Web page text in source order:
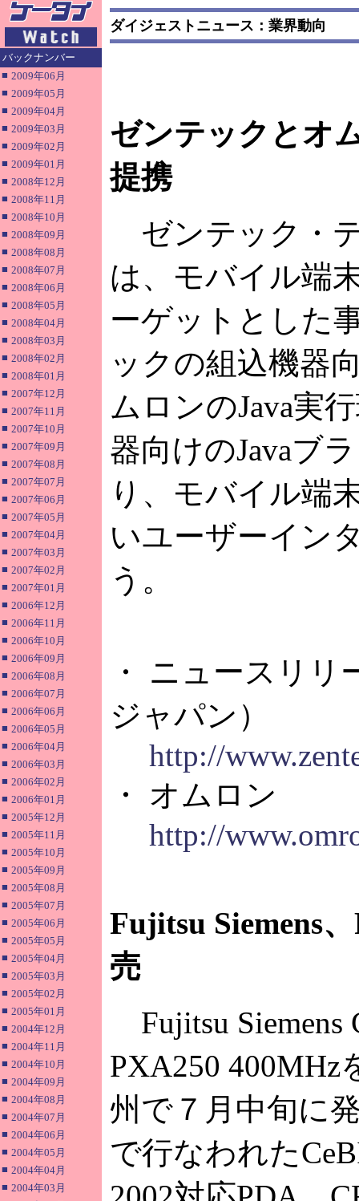
バックナンバー
■ 2009年06月
■ 2009年05月
■ 2009年04月
■ 2009年03月
■ 2009年02月
■ 2009年01月
■ 2008年12月
■ 2008年11月
■ 2008年10月
■ 2008年09月
■ 2008年08月
■ 2008年07月
■ 2008年06月
■ 2008年05月
■ 2008年04月
■ 2008年03月
■ 2008年02月
■ 2008年01月
■ 2007年12月
■ 2007年11月
■ 2007年10月
■ 2007年09月
■ 2007年08月
■ 2007年07月
■ 2007年06月
■ 2007年05月
■ 2007年04月
■ 2007年03月
■ 2007年02月
■ 2007年01月
■ 2006年12月
■ 2006年11月
■ 2006年10月
■ 2006年09月
■ 2006年08月
■ 2006年07月
■ 2006年06月
■ 2006年05月
■ 2006年04月
■ 2006年03月
■ 2006年02月
■ 2006年01月
■ 2005年12月
■ 2005年11月
■ 2005年10月
■ 2005年09月
■ 2005年08月
■ 2005年07月
■ 2005年06月
■ 2005年05月
■ 2005年04月
■ 2005年03月
■ 2005年02月
■ 2005年01月
■ 2004年12月
■ 2004年11月
■ 2004年10月
■ 2004年09月
■ 2004年08月
■ 2004年07月
■ 2004年06月
■ 2004年05月
■ 2004年04月
■ 2004年03月
ダイジェストニュース：業界動向
ゼンテックとオ
提携
ゼンテック・
は、モバイル端
ーゲットとした
ックの組込機器
ムロンのJava実
器向けのJavaブ
り、モバイル端
いユーザーイン
う。
・ ニュースリ
ジャパン）
http://
・ オムロン
http://
Fujitsu Siemens
売
Fujitsu Siemens
PXA250 400MHz
州で７月中旬に
で行なわれた